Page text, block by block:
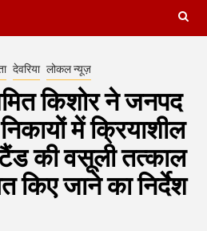
देवरिया लोकल न्यूज़
किशोर ने जनपद
में क्रियाशील
की वसूली तत्काल
किए जाने का निर्देश